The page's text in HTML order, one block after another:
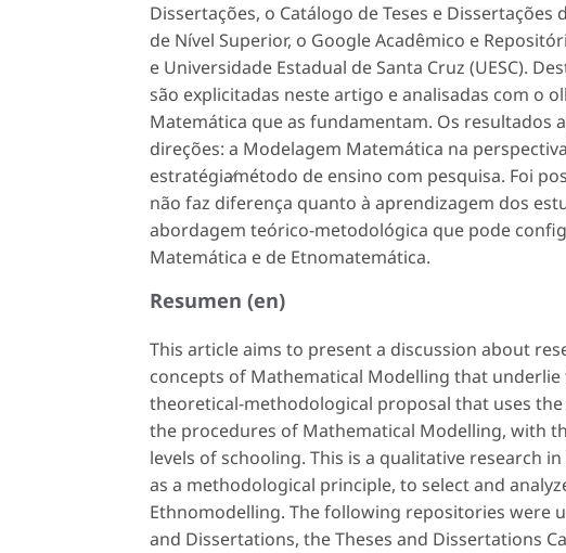
Dissertações, o Catálogo de Teses e
de Nível Superior, o Google Acadêmico e
e Universidade Estadual de Santa Cruz (UESC).
são explicitadas neste artigo e analisadas com o
Matemática que as fundamentam. Os resultados
direções: a Modelagem Matemática na
estratégia∕método de ensino com pesquisa. Foi
não faz diferença quanto à aprendizagem dos
abordagem teórico-metodológica que pode
Matemática e de Etnomatemática.
Resumen (en)
This article aims to present a discussion about
concepts of Mathematical Modelling that
theoretical-methodological proposal that uses
the procedures of Mathematical Modelling, with
levels of schooling. This is a qualitative research
as a methodological principle, to select and
Ethnomodelling. The following repositories were
and Dissertations, the Theses and Dissertations